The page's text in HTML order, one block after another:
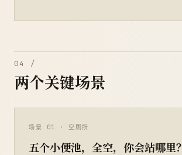
04 /
两个关键场景
五个小便池，全空，你会站哪里？